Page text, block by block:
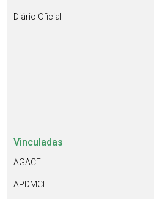
Diário Oficial
Vinculadas
AGACE
APDMCE